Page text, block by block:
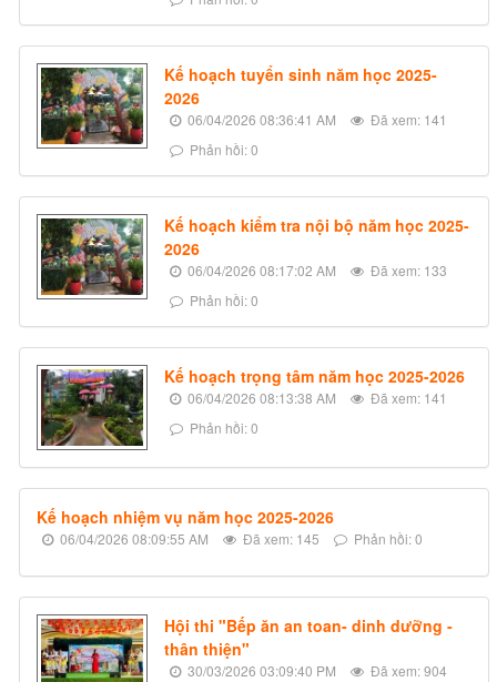
Kế hoạch tuyển sinh năm học 2025-
2026
06/04/2026 08:36:41 AM
Đã xem: 141
Phản hồi: 0
Kế hoạch kiểm tra nội bộ năm học 2025-
2026
06/04/2026 08:17:02 AM
Đã xem: 133
Phản hồi: 0
Kế hoạch trọng tâm năm học 2025-2026
06/04/2026 08:13:38 AM
Đã xem: 141
Phản hồi: 0
Kế hoạch nhiệm vụ năm học 2025-2026
06/04/2026 08:09:55 AM Đã xem: 145 Phản hồi: 0
Hội thi "Bếp ăn an toan- dinh dưỡng -
thân thiện"
30/03/2026 03:09:40 PM
Đã xem: 904